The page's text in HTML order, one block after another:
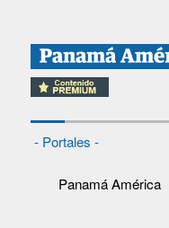
- Portales -
Panamá América